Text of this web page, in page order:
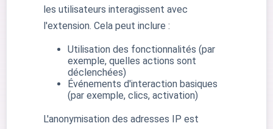
les utilisateurs interagissent avec
l'extension. Cela peut inclure :
Utilisation des fonctionnalités (par
exemple, quelles actions sont
déclenchées)
Événements d'interaction basiques
(par exemple, clics, activation)
L'anonymisation des adresses IP est